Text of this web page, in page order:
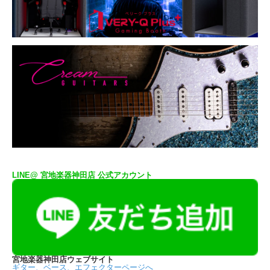
LINE@ 宮地楽器神田店 公式アカウント
宮地楽器神田店ウェブサイト
ギター、ベース、エフェクターページへ